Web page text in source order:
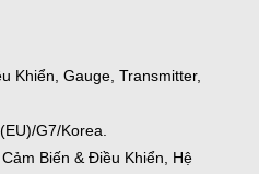
Khiển, Gauge, Transmitter,
G7/Korea.
Biến & Điều Khiển, Hệ